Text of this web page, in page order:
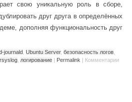
свою уникальную роль в сборе,
друг друга в определённых
дополняя функциональность друг
journald Ubuntu Server, безопасность логов
логирование | Permalink | Комментарии